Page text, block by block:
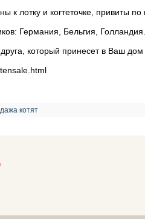
к лотку и когтеточке, привиты по
Германия, Бельгия, Голландия.
который принесет в Ваш дом
котят